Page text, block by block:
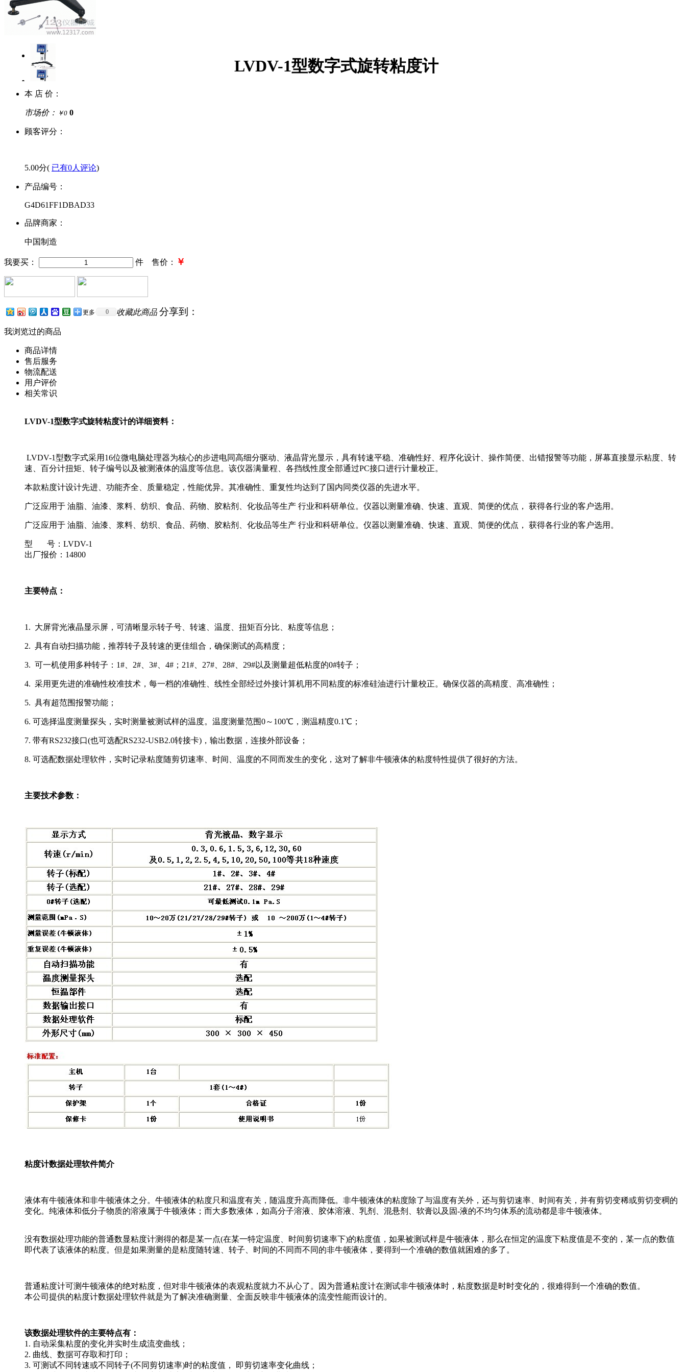
LVDV-1型数字式旋转粘度计
本 店 价：
市场价： ￥0 0
顾客评分：
5.00分( 已有0人评论)
产品编号：
G4D61FF1DBAD33
品牌商家：
中国制造
我要买： 件 售价： ￥
收藏此商品 分享到：
更多 0
我浏览过的商品
商品详情
售后服务
物流配送
用户评价
相关常识
LVDV-1型数字式旋转粘度计的详细资料：
LVDV-1型数字式采用16位微电脑处理器为核心的步进电同高细分驱动、液晶背光显示，具有转速平稳、准确性好、程序化设计、操作简便、出错报警等功能，屏幕直接显示粘度、转
速、百分计扭矩、转子编号以及被测液体的温度等信息。该仪器满量程、各挡线性度全部通过PC接口进行计量校正。
本款粘度计设计先进、功能齐全、质量稳定，性能优异。其准确性、重复性均达到了国内同类仪器的先进水平。
广泛应用于 油脂、油漆、浆料、纺织、食品、药物、胶粘剂、化妆品等生产 行业和科研单位。仪器以测量准确、快速、直观、简便的优点， 获得各行业的客户选用。
广泛应用于 油脂、油漆、浆料、纺织、食品、药物、胶粘剂、化妆品等生产 行业和科研单位。仪器以测量准确、快速、直观、简便的优点， 获得各行业的客户选用。
型 号：LVDV-1
出厂报价：14800
主要特点：
1. 大屏背光液晶显示屏，可清晰显示转子号、转速、温度、扭矩百分比、粘度等信息；
2. 具有自动扫描功能，推荐转子及转速的更佳组合，确保测试的高精度；
3. 可一机使用多种转子：1#、2#、3#、4#；21#、27#、28#、29#以及测量超低粘度的0#转子；
4. 采用更先进的准确性校准技术，每一档的准确性、线性全部经过外接计算机用不同粘度的标准硅油进行计量校正。确保仪器的高精度、高准确性；
5. 具有超范围报警功能；
6. 可选择温度测量探头，实时测量被测试样的温度。温度测量范围0～100℃，测温精度0.1℃；
7. 带有RS232接口(也可选配RS232-USB2.0转接卡)，输出数据，连接外部设备；
8. 可选配数据处理软件，实时记录粘度随剪切速率、时间、温度的不同而发生的变化，这对了解非牛顿液体的粘度特性提供了很好的方法。
主要技术参数：
粘度计数据处理软件简介
液体有牛顿液体和非牛顿液体之分。牛顿液体的粘度只和温度有关，随温度升高而降低。非牛顿液体的粘度除了与温度有关外，还与剪切速率、时间有关，并有剪切变稀或剪切变稠的
变化。纯液体和低分子物质的溶液属于牛顿液体；而大多数液体，如高分子溶液、胶体溶液、乳剂、混悬剂、软膏以及固-液的不均匀体系的流动都是非牛顿液体。
没有数据处理功能的普通数显粘度计测得的都是某一点(在某一特定温度、时间剪切速率下)的粘度值，如果被测试样是牛顿液体，那么在恒定的温度下粘度值是不变的，某一点的数值
即代表了该液体的粘度。但是如果测量的是粘度随转速、转子、时间的不同而不同的非牛顿液体，要得到一个准确的数值就困难的多了。
普通粘度计可测牛顿液体的绝对粘度，但对非牛顿液体的表观粘度就力不从心了。因为普通粘度计在测试非牛顿液体时，粘度数据是时时变化的，很难得到一个准确的数值。
本公司提供的粘度计数据处理软件就是为了解决准确测量、全面反映非牛顿液体的流变性能而设计的。
该数据处理软件的主要特点有：
1. 自动采集粘度的变化并实时生成流变曲线；
2. 曲线、数据可存取和打印；
3. 可测试不同转速或不同转子(不同剪切速率)时的粘度值， 即剪切速率变化曲线；